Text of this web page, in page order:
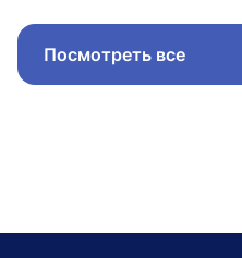
Посмотреть все